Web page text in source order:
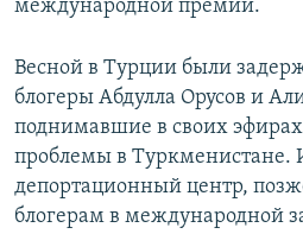
международной премии.
Весной в Турции были
блогеры Абдулла Орусов и
поднимавшие в своих
проблемы в Туркменистане.
депортационный центр,
блогерам в международной